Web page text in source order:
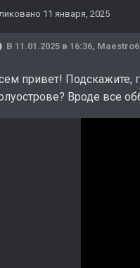
11 января, 2025
В 11.01.2025 в 16:36,
привет! Подскажите,
Вроде все